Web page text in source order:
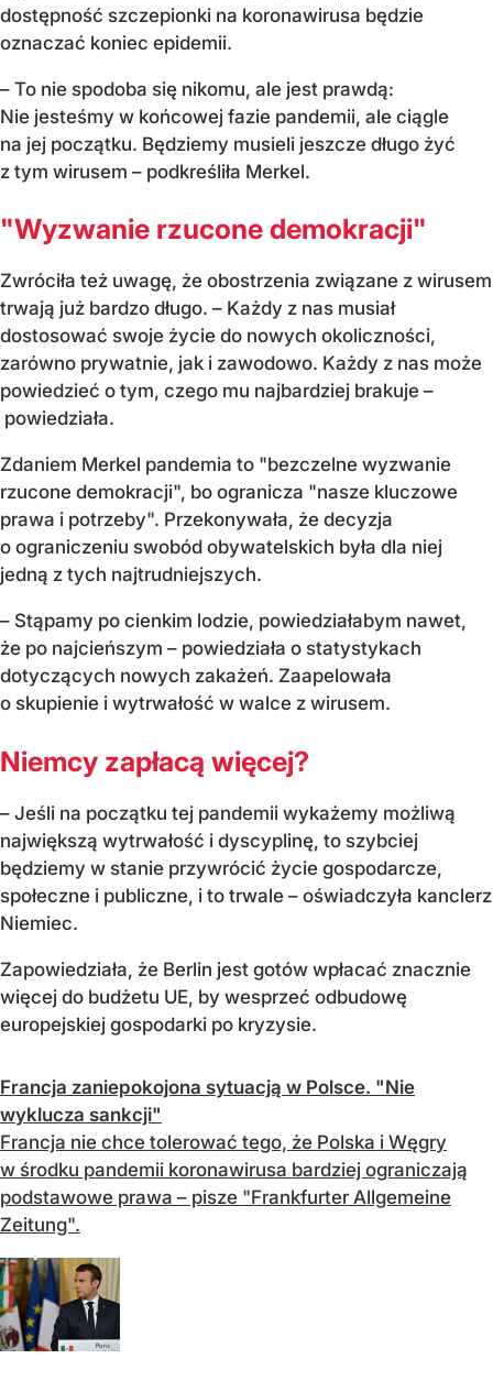
dostępność szczepionki na koronawirusa będzie
oznaczać koniec epidemii.
– To nie spodoba się nikomu, ale jest prawdą:
Nie jesteśmy w końcowej fazie pandemii, ale ciągle
na jej początku. Będziemy musieli jeszcze długo żyć
z tym wirusem – podkreśliła Merkel.
"Wyzwanie rzucone demokracji"
Zwróciła też uwagę, że obostrzenia związane z wirusem
trwają już bardzo długo. – Każdy z nas musiał
dostosować swoje życie do nowych okoliczności,
zarówno prywatnie, jak i zawodowo. Każdy z nas może
powiedzieć o tym, czego mu najbardziej brakuje –
powiedziała.
Zdaniem Merkel pandemia to "bezczelne wyzwanie
rzucone demokracji", bo ogranicza "nasze kluczowe
prawa i potrzeby". Przekonywała, że decyzja
o ograniczeniu swobód obywatelskich była dla niej
jedną z tych najtrudniejszych.
– Stąpamy po cienkim lodzie, powiedziałabym nawet,
że po najcieńszym – powiedziała o statystykach
dotyczących nowych zakażeń. Zaapelowała
o skupienie i wytrwałość w walce z wirusem.
Niemcy zapłacą więcej?
– Jeśli na początku tej pandemii wykażemy możliwą
największą wytrwałość i dyscyplinę, to szybciej
będziemy w stanie przywrócić życie gospodarcze,
społeczne i publiczne, i to trwale – oświadczyła kanclerz
Niemiec.
Zapowiedziała, że Berlin jest gotów wpłacać znacznie
więcej do budżetu UE, by wesprzeć odbudowę
europejskiej gospodarki po kryzysie.
Francja zaniepokojona sytuacją w Polsce. "Nie
wyklucza sankcji"
Francja nie chce tolerować tego, że Polska i Węgry
w środku pandemii koronawirusa bardziej ograniczają
podstawowe prawa – pisze "Frankfurter Allgemeine
Zeitung".